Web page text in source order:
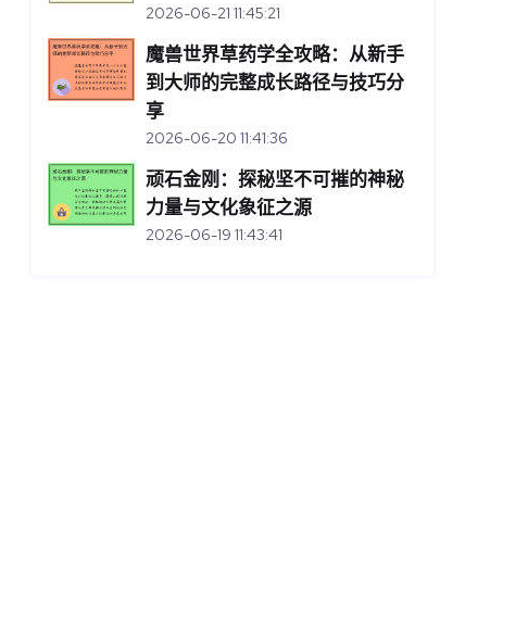
2026-06-21 11:45:21
魔兽世界草药学全攻略：从新手
到大师的完整成长路径与技巧分
享
2026-06-20 11:41:36
顽石金刚：探秘坚不可摧的神秘
力量与文化象征之源
2026-06-19 11:43:41